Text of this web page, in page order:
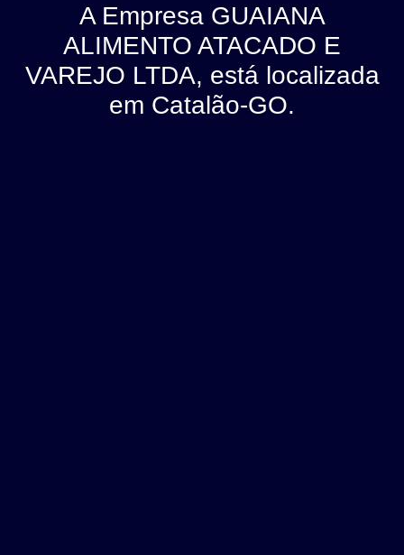
A Empresa GUAIANA
ALIMENTO ATACADO E
VAREJO LTDA, está localizada
em Catalão-GO.